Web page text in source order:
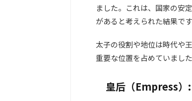
ました。これは、国家の安
があると考えられた結果です
太子の役割や地位は時代や
重要な位置を占めていました
皇后（Empress）: